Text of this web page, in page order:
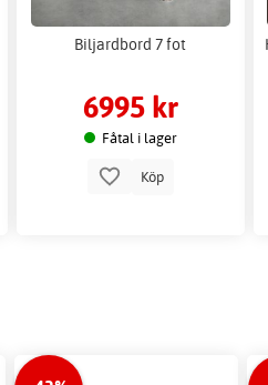
Biljardbord 7 fot
6995 kr
Fåtal i lager
Köp